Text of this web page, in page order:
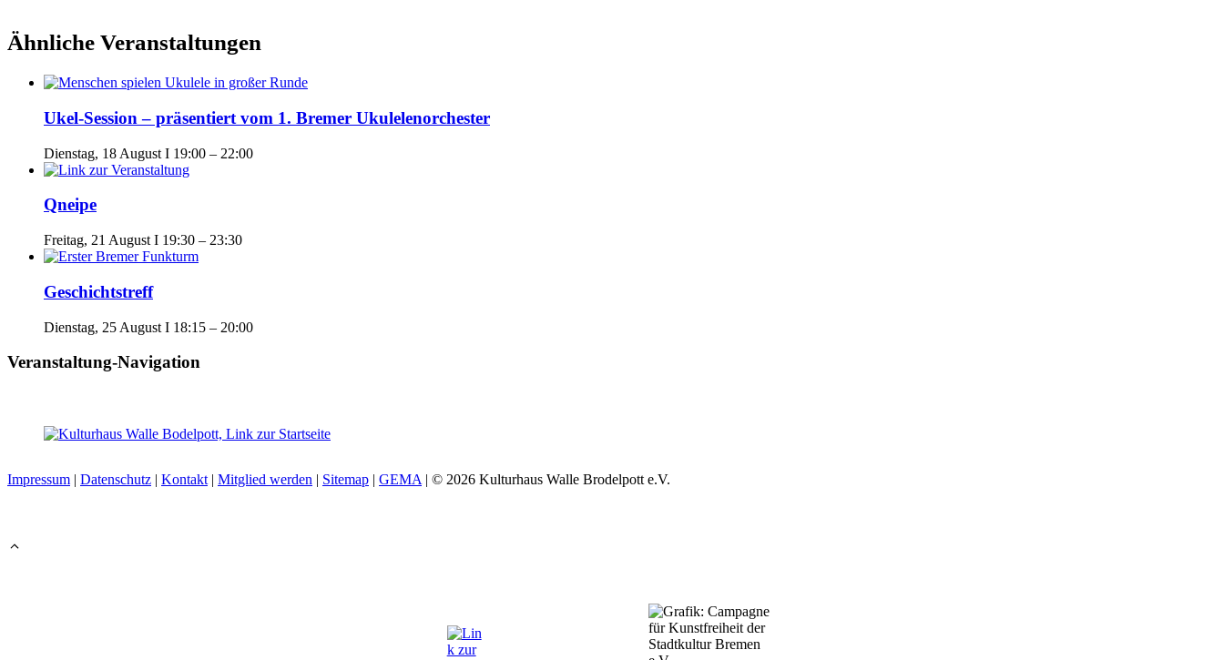
Ähnliche Veranstaltungen
Ukel-Session – präsentiert vom 1. Bremer Ukulelenorchester
Dienstag, 18 August I 19:00 – 22:00
Qneipe
Freitag, 21 August I 19:30 – 23:30
Geschichtstreff
Dienstag, 25 August I 18:15 – 20:00
Veranstaltung-Navigation
Impressum | Datenschutz | Kontakt | Mitglied werden | Sitemap | GEMA | © 2026 Kulturhaus Walle Brodelpott e.V.